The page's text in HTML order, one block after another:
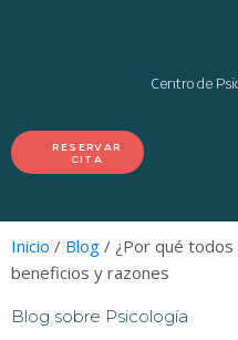
Centro de
RESERVAR
CITA
Inicio / Blog / ¿Por qué todos
beneficios y razones
Blog sobre Psicología